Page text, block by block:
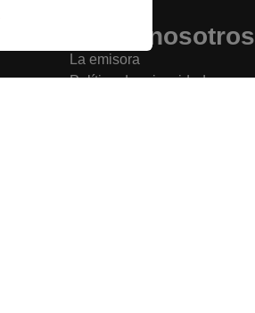
Sobre nosotros
La emisora
Política de privacidad